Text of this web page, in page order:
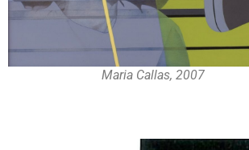
Maria Callas, 2007